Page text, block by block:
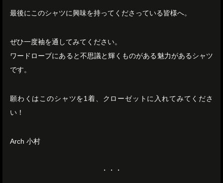
最後にこのシャツに興味を持ってくださっている皆様へ。
ぜひ一度袖を通してみてください。
ワードローブにあると不思議と輝くものがある魅力があるシャツ
です。
願わくはこのシャツを1着、クローゼットに入れてみてくださ
い！
Arch 小村
・・・